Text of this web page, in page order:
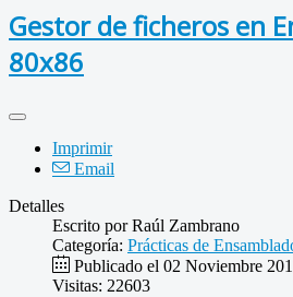
Gestor de ficheros en
80x86
Imprimir
Email
Detalles
Escrito porRaúl Zambrano
Categoría: Prácticas de
Publicado el 02 Noviembre
Visitas: 22603